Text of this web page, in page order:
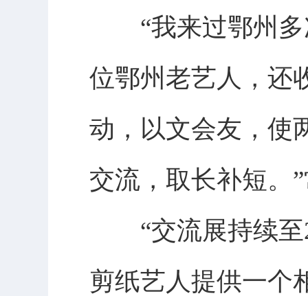
“我来过鄂州多
位鄂州老艺人，还
动，以文会友，使
交流，取长补短。
“交流展持续至
剪纸艺人提供一个